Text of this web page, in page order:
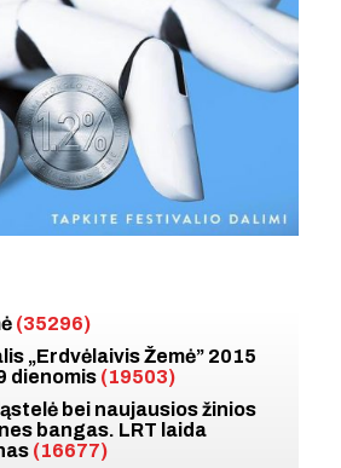
(35296)
„Erdvėlaivis Žemė” 2015
dienomis (19503)
bei naujausios žinios
bangas. LRT laida
(16677)